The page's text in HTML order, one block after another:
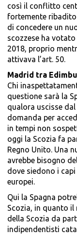
così il conflitto
fortemente
di concedere un
scozzese ha
2018, proprio
attivava l’art. 50.
Madrid tra
Chi
questione sarà la
qualora uscisse
domanda per
in tempi non
oggi la Scozia fa
Regno Unito. Una
avrebbe bisogno
dove siedono i
europei.
Qui la Spagna
Scozia, in quanto il
della Scozia da
indipendentisti